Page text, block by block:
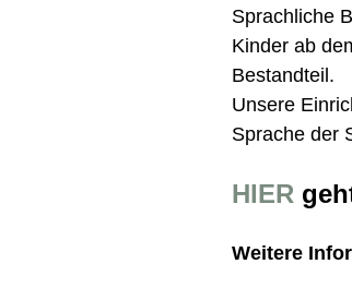
Sprachliche
Kinder ab
Bestandteil.
Unsere
Sprache der
HIER
Weitere